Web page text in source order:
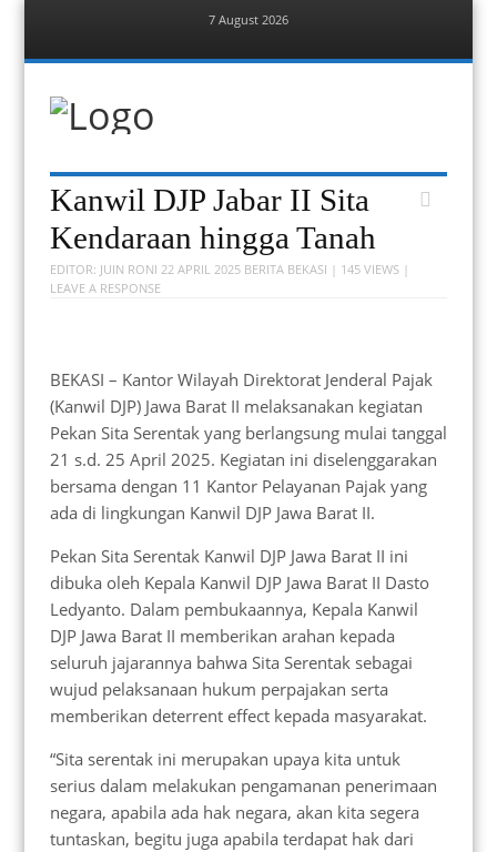
7 August 2026
Menu
to
Berita Bekasi
Menu
Skip
to
content
Kanwil DJP Jabar II Sita
Kendaraan hingga Tanah
EDITOR: JUIN RONI 22 APRIL 2025 BERITA BEKASI | 145 VIEWS |
LEAVE A RESPONSE
BEKASI – Kantor Wilayah Direktorat Jenderal Pajak
(Kanwil DJP) Jawa Barat II melaksanakan kegiatan
Pekan Sita Serentak yang berlangsung mulai tanggal
21 s.d. 25 April 2025. Kegiatan ini diselenggarakan
bersama dengan 11 Kantor Pelayanan Pajak yang
ada di lingkungan Kanwil DJP Jawa Barat II.
Pekan Sita Serentak Kanwil DJP Jawa Barat II ini
dibuka oleh Kepala Kanwil DJP Jawa Barat II Dasto
Ledyanto. Dalam pembukaannya, Kepala Kanwil
DJP Jawa Barat II memberikan arahan kepada
seluruh jajarannya bahwa Sita Serentak sebagai
wujud pelaksanaan hukum perpajakan serta
memberikan deterrent effect kepada masyarakat.
“Sita serentak ini merupakan upaya kita untuk
serius dalam melakukan pengamanan penerimaan
negara, apabila ada hak negara, akan kita segera
tuntaskan, begitu juga apabila terdapat hak dari